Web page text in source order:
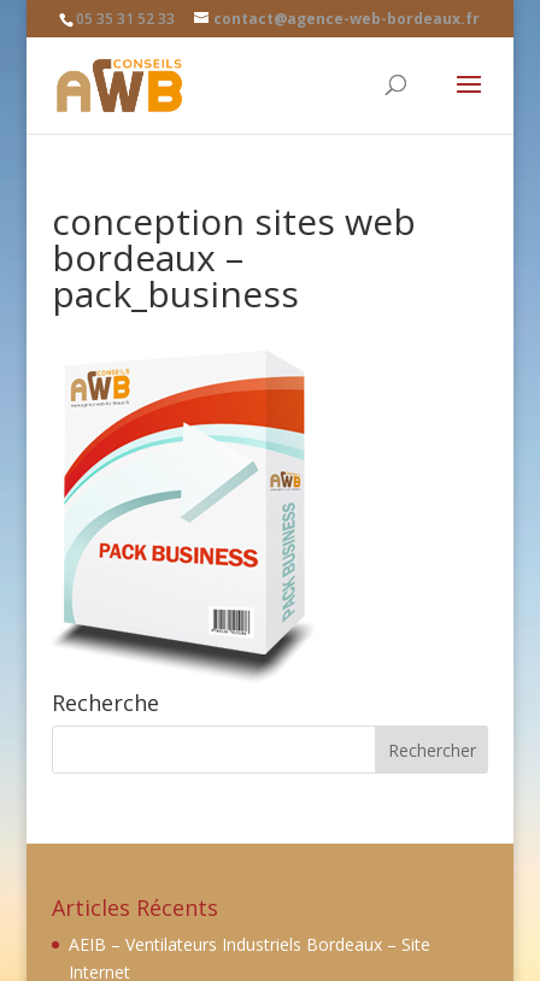
05 35 31 52 33 contact@agence-web-bordeaux.fr
conception sites web
bordeaux –
pack_business
Recherche
Articles Récents
AEIB – Ventilateurs Industriels Bordeaux – Site
Internet